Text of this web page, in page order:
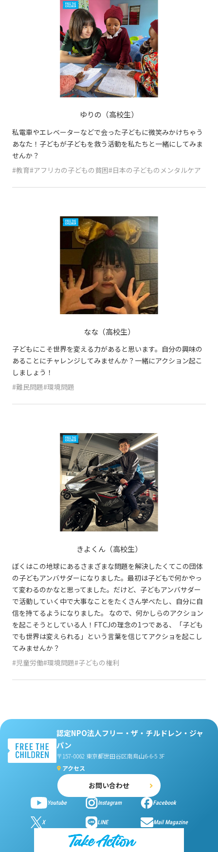
ゆりの（高校生）
私電車やエレベーターなどで会った子どもに微笑みかけちゃう
あなた！子どもが子どもを救う活動を私たちと一緒にしてみま
せんか？
#教育#アフリカの子どもの貧困#日本の子どものメンタルケア
なな（高校生）
子どもにこそ世界を変える力があると思います。自分の興味の
あることにチャレンジしてみませんか？一緒にアクション起こ
しましょう！
#難民問題#環境問題
きよくん（高校生）
ぼくはこの地球にあるさまざまな問題を解決したくてこの団体
の子どもアンバサダーになりました。最初は子どもで何かやっ
て変わるのかなと思ってました。だけど、子どもアンバサダー
で活動していく中で大事なことをたくさん学べたし、自分に自
信を持てるようになりました。 なので、何かしらのアクション
を起こそうとしている人！FTCJの理念の1つである、「子ども
でも世界は変えられる」という言葉を信じてアクショを起こし
てみませんか？
#児童労働#環境問題#子どもの権利
認定NPO法人フリー・ザ・チルドレン・ジャ
パン
〒157-0062 東京都世田谷区南烏山6-6-5 3F
アクセス
お問い合わせ
Youtube Instagram Facebook
X LINE Mail Magazine